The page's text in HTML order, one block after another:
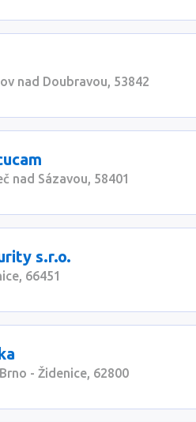
nad Doubravou, 53842
nad Sázavou, 58401
s.r.o.
66451
- Židenice, 62800